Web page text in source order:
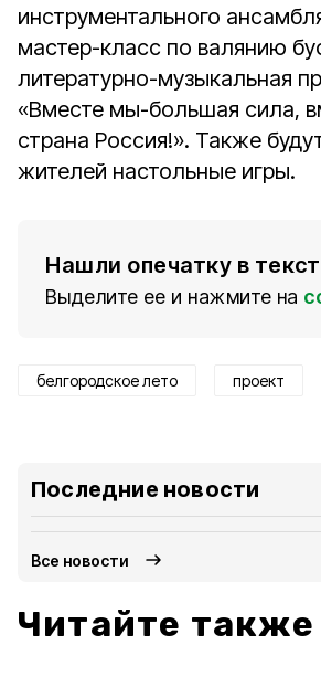
инструментального
мастер-класс по валянию
литературно-музыкальная
«Вместе мы-большая сила,
страна Россия!». Также
жителей настольные игры.
Нашли опечатку в
Выделите ее и нажмите на
белгородское лето проект
Последние новости
Все новости
Читайте также